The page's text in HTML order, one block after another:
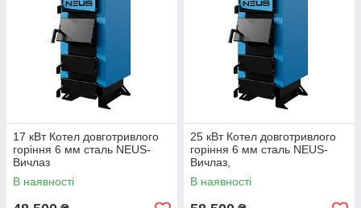
17 кВт Котел довготривлого
горіння 6 мм сталь NEUS-
Вичлаз
В наявності
25 кВт Котел довготривлого
горіння 6 мм сталь NEUS-
Вичлаз,
В наявності